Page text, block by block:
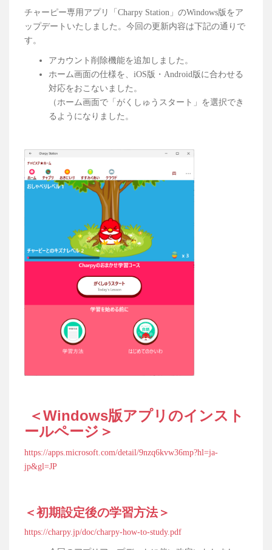
チャーピー専用アプリ「Charpy Station」のWindows版をア
ップデートいたしました。今回の更新内容は下記の通りで
す。
アカウント削除機能を追加しました。
ホーム画面の仕様を、iOS版・Android版に合わせる
対応をおこないました。
（ホーム画面で「がくしゅうスタート」を選択でき
るようになりました。
＜Windows版アプリのインスト
ールページ＞
https://apps.microsoft.com/detail/9nzq6kvw36mp?hl=ja-
jp&gl=JP
＜初期設定後の学習方法＞
https://charpy.jp/doc/charpy-how-to-study.pdf